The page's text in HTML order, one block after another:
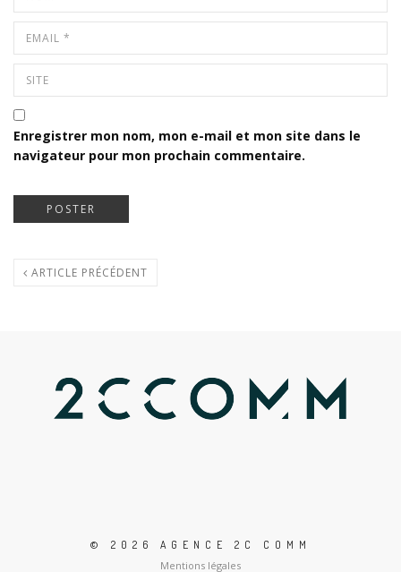
Enregistrer mon nom, mon e-mail et mon site dans le
navigateur pour mon prochain commentaire.
ARTICLE PRÉCÉDENT
© 2026 AGENCE 2C COMM
Mentions légales